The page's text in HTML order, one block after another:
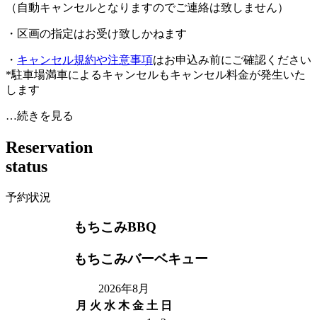
（自動キャンセルとなりますのでご連絡は致しません）
・区画の指定はお受け致しかねます
・ キャンセル規約や注意事項はお申込み前にご確認ください
*駐車場満車によるキャンセルもキャンセル料金が発生いた
します
…続きを見る
Reservation
status
予約状況
もちこみBBQ
もちこみバーベキュー
2026年8月
月 火 水 木 金 土 日